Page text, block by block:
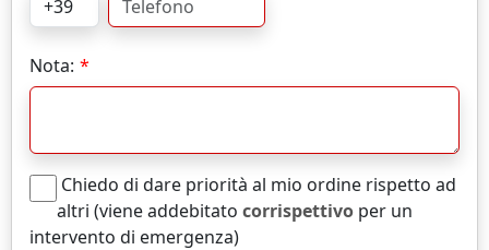
Nota:
Chiedo di dare priorità al mio ordine rispetto ad
altri (viene addebitato corrispettivo per un
intervento di emergenza)